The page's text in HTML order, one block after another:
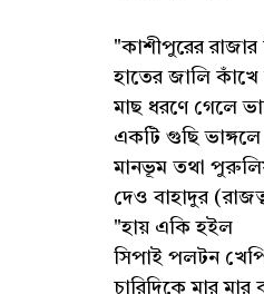
"কাশীপুরের রাজার
হাতের জালি
মাছ ধরণে গেলে
একটি গুছি
মানভূম তথা
দেও বাহাদুর
"হায় একি হইল
সিপাই পলটন
চারিদিকে মার মার